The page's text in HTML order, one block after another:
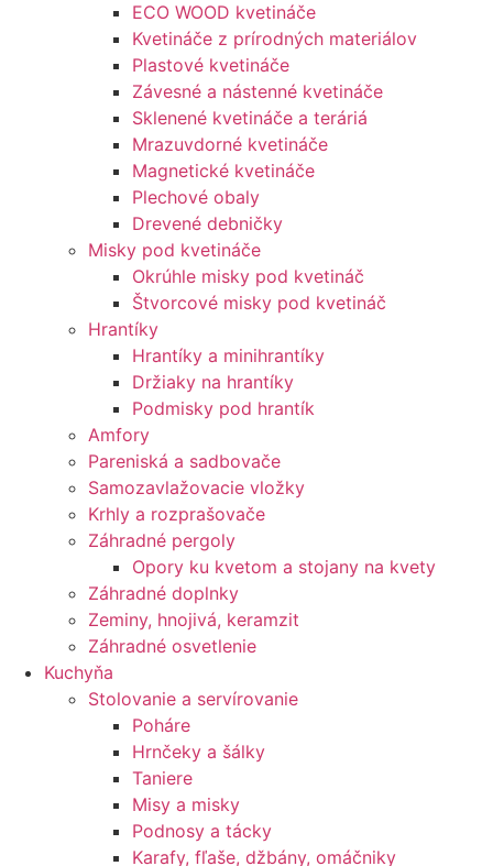
ECO WOOD kvetináče
Kvetináče z prírodných materiálov
Plastové kvetináče
Závesné a nástenné kvetináče
Sklenené kvetináče a teráriá
Mrazuvdorné kvetináče
Magnetické kvetináče
Plechové obaly
Drevené debničky
Misky pod kvetináče
Okrúhle misky pod kvetináč
Štvorcové misky pod kvetináč
Hrantíky
Hrantíky a minihrantíky
Držiaky na hrantíky
Podmisky pod hrantík
Amfory
Pareniská a sadbovače
Samozavlažovacie vložky
Krhly a rozprašovače
Záhradné pergoly
Opory ku kvetom a stojany na kvety
Záhradné doplnky
Zeminy, hnojivá, keramzit
Záhradné osvetlenie
Kuchyňa
Stolovanie a servírovanie
Poháre
Hrnčeky a šálky
Taniere
Misy a misky
Podnosy a tácky
Karafy, fľaše, džbány, omáčniky